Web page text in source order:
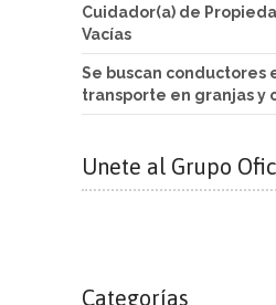
Cuidador(a) de
Vacías
Se buscan conductores
transporte en granjas y
Unete al Grupo
Categorías